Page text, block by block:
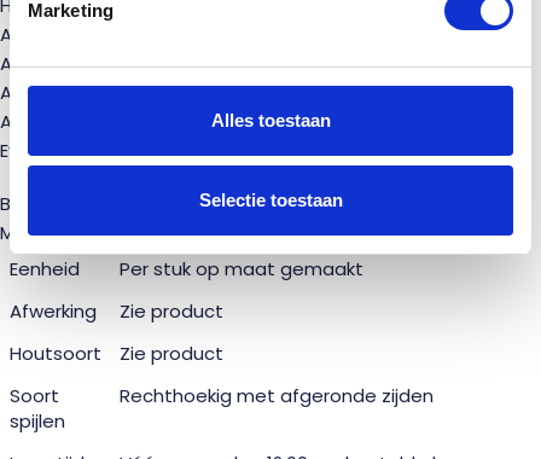
Marketing
Alles toestaan
Selectie toestaan
Hoogte van de balustrade: 1000 mm
Afmeting bovenregel: 44 x 66 mm
Afmeting onderregel: 44 x 66 mm
Afmeting van de spijlen: 19 x 43 mm
Afstand tussen de spijlen: 95 mm
Eventueel extra mee te leveren:
Balusters (spillen): afmeting 70 x 70 mm, hoogte 1200 mm.
Muurplank: afmeting 19 x 70 mm, hoogte 1100 mm.
Eenheid
Per stuk op maat gemaakt
Afwerking
Zie product
Houtsoort
Zie product
Soort
spijlen
Rechthoekig met afgeronde zijden